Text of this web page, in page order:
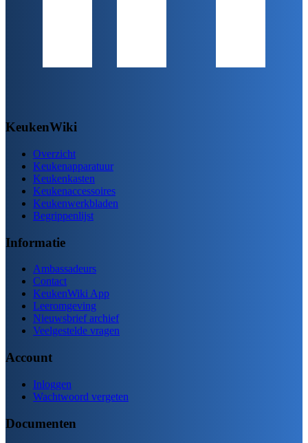
KeukenWiki
Overzicht
Keukenapparatuur
Keukenkasten
Keukenaccessoires
Keukenwerkbladen
Begrippenlijst
Informatie
Ambassadeurs
Contact
KeukenWiki App
Leeromgeving
Nieuwsbrief archief
Veelgestelde vragen
Account
Inloggen
Wachtwoord vergeten
Documenten